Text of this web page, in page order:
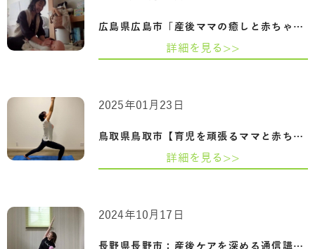
広島県広島市「産後ママの癒しと赤ちゃん…
詳細を見る>>
鳥取県鳥取市【育児を頑張るママと赤ちゃ…
2025年01月23日
詳細を見る>>
長野県長野市：産後ケアを深める通信講座…
2024年10月17日